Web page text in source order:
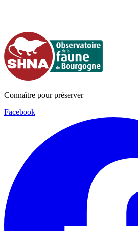
Connaître pour préserver
Facebook